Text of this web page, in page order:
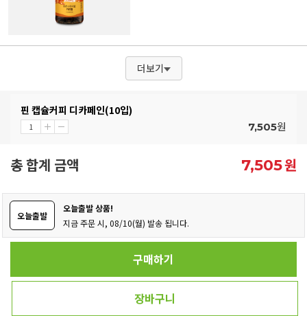
더보기
핀 캡슐커피 디카페인(10입)
7,505원
총 합계 금액 7,505원
오늘출발
오늘출발 상품!
지금 주문 시, 08/10(월) 발송 됩니다.
구매하기
장바구니